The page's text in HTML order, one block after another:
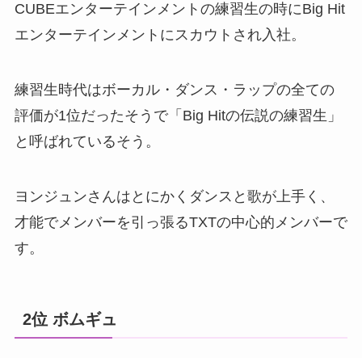
CUBEエンターテインメントの練習生の時にBig Hit
エンターテインメントにスカウトされ入社。
練習生時代はボーカル・ダンス・ラップの全ての
評価が1位だったそうで「Big Hitの伝説の練習生」
と呼ばれているそう。
ヨンジュンさんはとにかくダンスと歌が上手く、
才能でメンバーを引っ張るTXTの中心的メンバーで
す。
2位 ボムギュ